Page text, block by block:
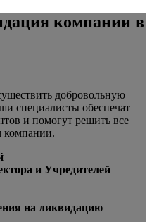
компании в
добровольную
специалисты обеспечат
и помогут решить все
компании.
и Учредителей
на ликвидацию